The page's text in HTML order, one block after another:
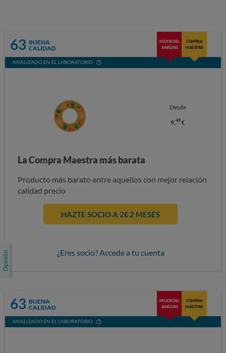
63 BUENA
CALIDAD
MEJOR DEL
ANÁLISIS
COMPRA
MAESTRA
ANALIZADO EN EL LABORATORIO
Desde
9,49 €
La Compra Maestra más barata
Producto más barato entre aquellos con mejor relación
calidad precio
HAZTE SOCIO A 2€ 2 MESES
¿Eres socio? Accede a tu cuenta
63 BUENA
CALIDAD
MEJOR DEL
ANÁLISIS
COMPRA
MAESTRA
ANALIZADO EN EL LABORATORIO